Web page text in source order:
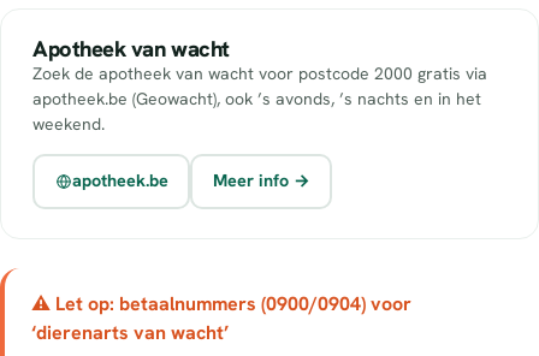
Apotheek van wacht
Zoek de apotheek van wacht voor postcode 2000 gratis via
apotheek.be (Geowacht), ook ’s avonds, ’s nachts en in het
weekend.
apotheek.be Meer info →
⚠ Let op: betaalnummers (0900/0904) voor
‘dierenarts van wacht’